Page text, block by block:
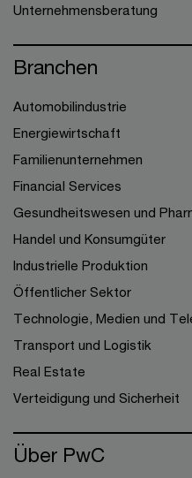
Unternehmensberatung
Branchen
Automobilindustrie
Energiewirtschaft
Familienunternehmen
Financial Services
Gesundheitswesen und
Handel und Konsumgüter
Industrielle Produktion
Öffentlicher Sektor
Technologie, Medien und
Transport und Logistik
Real Estate
Verteidigung und Sicherheit
Über PwC